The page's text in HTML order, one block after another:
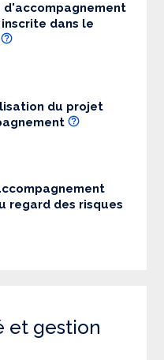
dans le
du projet
regard des risques
et gestion